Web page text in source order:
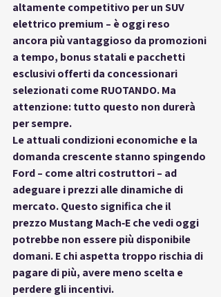
altamente competitivo per un SUV
elettrico premium – è oggi reso
ancora più vantaggioso da promozioni
a tempo, bonus statali e pacchetti
esclusivi offerti da concessionari
selezionati come RUOTANDO. Ma
attenzione: tutto questo non durerà
per sempre.
Le attuali condizioni economiche e la
domanda crescente stanno spingendo
Ford – come altri costruttori – ad
adeguare i prezzi alle dinamiche di
mercato. Questo significa che il
prezzo Mustang Mach‑E che vedi oggi
potrebbe non essere più disponibile
domani. E chi aspetta troppo rischia di
pagare di più, avere meno scelta e
perdere gli incentivi.